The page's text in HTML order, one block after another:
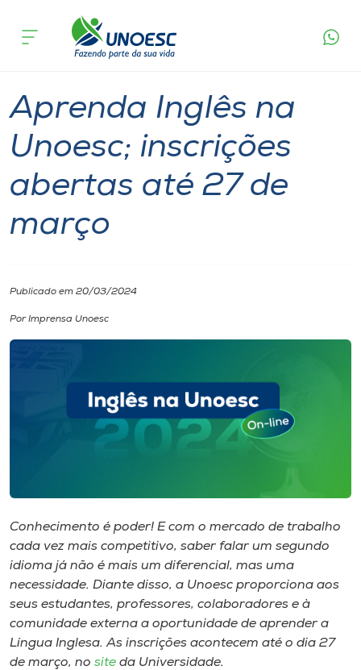
Cursos
Pesquisa
Atendimento ao Estudante
Portal de Ensino
Cultura
CPA
Biblioteca
Editora
acontece
Aprenda Inglês na
Unoesc; inscrições
abertas até 27 de
março
Publicado em 20/03/2024
Por Imprensa Unoesc
Conhecimento é poder! E com o mercado de trabalho
cada vez mais competitivo, saber falar um segundo
idioma já não é mais um diferencial, mas uma
necessidade. Diante disso, a Unoesc proporciona aos
seus estudantes, professores, colaboradores e à
comunidade externa a oportunidade de aprender a
Língua Inglesa. As inscrições acontecem até o dia 27
de março, no site da Universidade.